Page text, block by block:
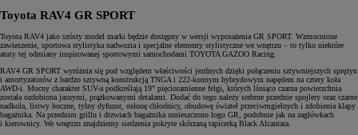
Toyota RAV4 GR SPORT
Toyota RAV4 jako szósty model marki będzie dostępny w wersji wyposażenia GR SPORT. Wzmocnione
zawieszenie, sportowa stylistyka nadwozia i specjalne elementy stylistyczne we wnętrzu – to tylko niektóre
atuty tej odmiany inspirowanej sportowymi samochodami TOYOTA GAZOO Racing.
RAV4 GR SPORT wyróżnia się pod względem właściwości jezdnych dzięki połączeniu sztywniejszych sprężyn
i amortyzatorów z bardzo sztywną konstrukcją TNGA i 222-konnym hybrydowym napędem na cztery koła
AWD-i. Mocny charakter SUV-a podkreślają 19" pięcioramienne felgi, których lśniąco czarna powierzchnia
została ozdobiona jasnymi, prążkowanymi detalami. Dodać do tego należy srebrne przednie spojlery oraz czarne
nadkola, listwy boczne, tylny dyfuzor, osłonę chłodnicy, obudowę świateł przeciwmgielnych i zdobienia klapy
bagażnika. Na przednim grillu i drzwiach bagażnika umieszczono logo GR, podobnie jak na zagłówkach
i kierownicy. We wnętrzu znajdziemy siedzenia pokryte skórzaną tapicerką Black Alcantara.